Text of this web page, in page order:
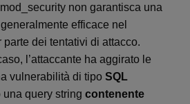
non garantisca una
efficace nel
dei tentativi di attacco.
l’attaccante ha aggirato le
vulnerabilità di tipo SQL
una query string contenente